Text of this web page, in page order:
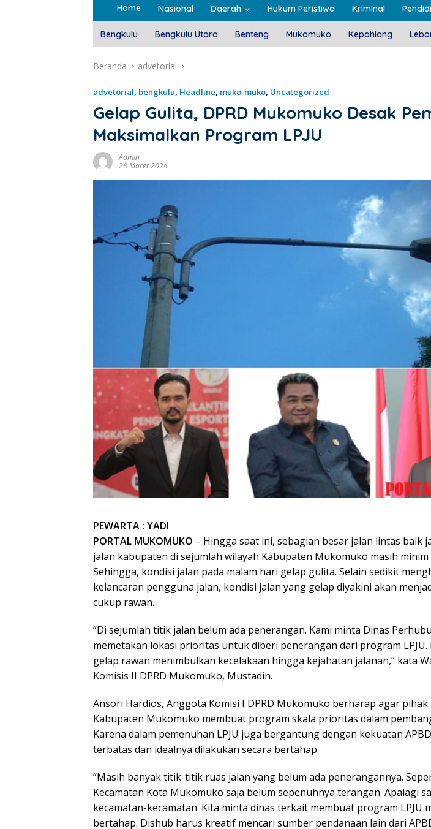
Home Nasional Daerah Hukum Peristiwa Kriminal
Bengkulu Bengkulu Utara Benteng Mukomuko Kepahiang
Beranda advetorial
advetorial bengkulu Headline muko-muko Uncategorized
Gelap Gulita, DPRD Mukomuko Desak
Maksimalkan Program LPJU
Admin
28 Maret 2024
PEWARTA : YADI
PORTAL MUKOMUKO – Hingga saat ini, sebagian besar jalan lintas baik
jalan kabupaten di sejumlah wilayah Kabupaten Mukomuko masih
Sehingga, kondisi jalan pada malam hari gelap gulita. Selain sedikit
kelancaran pengguna jalan, kondisi jalan yang gelap diyakini akan
cukup rawan.
”Di sejumlah titik jalan belum ada penerangan. Kami minta Dinas
memetakan lokasi prioritas untuk diberi penerangan dari program LPJU.
gelap rawan menimbulkan kecelakaan hingga kejahatan jalanan,” kata
Komisis II DPRD Mukomuko, Mustadin.
Ansori Hardios, Anggota Komisi I DPRD Mukomuko berharap agar pihak
Kabupaten Mukomuko membuat program skala prioritas dalam
Karena dalam pemenuhan LPJU juga bergantung dengan kekuatan
terbatas dan idealnya dilakukan secara bertahap.
”Masih banyak titik-titik ruas jalan yang belum ada penerangannya.
Kecamatan Kota Mukomuko saja belum sepenuhnya terangan. Apalagi
kecamatan-kecamatan. Kita minta dinas terkait membuat program LPJU
bertahap. Dishub harus kreatif mencari sumber pendanaan lain dari